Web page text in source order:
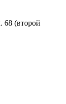
68 (второй